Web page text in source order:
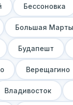
Бессоновка
Большая
Будапешт
Верещагино
Владивосток